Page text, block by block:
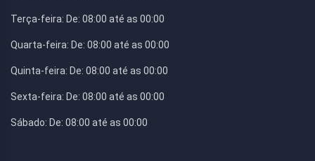
Terça-feira: De: 08:00 até as 00:00
Quarta-feira: De: 08:00 até as 00:00
Quinta-feira: De: 08:00 até as 00:00
Sexta-feira: De: 08:00 até as 00:00
Sábado: De: 08:00 até as 00:00